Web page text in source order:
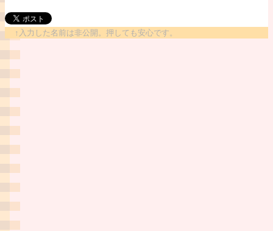
↑入力した名前は非公開。押しても安心です。